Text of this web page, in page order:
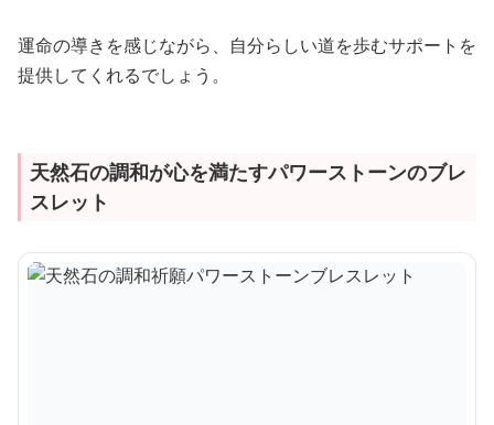
運命の導きを感じながら、自分らしい道を歩むサポートを
提供してくれるでしょう。
天然石の調和が心を満たすパワーストーンのブレ
スレット